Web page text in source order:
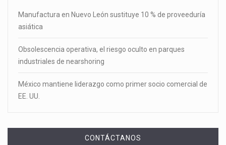
Manufactura en Nuevo León sustituye 10 % de proveeduría
asiática
Obsolescencia operativa, el riesgo oculto en parques
industriales de nearshoring
México mantiene liderazgo como primer socio comercial de
EE. UU.
CONTÁCTANOS